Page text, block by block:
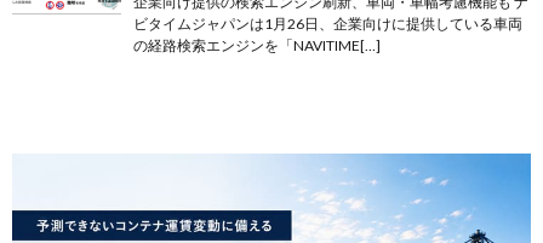
ビタイムジャパンは1月26日、企業向けに提供している車両
の経路検索エンジンを「NAVITIME[…]